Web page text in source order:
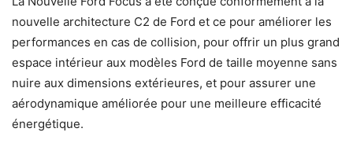
nouvelle architecture C2 de Ford et ce pour améliorer les
performances en cas de collision, pour offrir un plus grand
espace intérieur aux modèles Ford de taille moyenne sans
nuire aux dimensions extérieures, et pour assurer une
aérodynamique améliorée pour une meilleure efficacité
énergétique.